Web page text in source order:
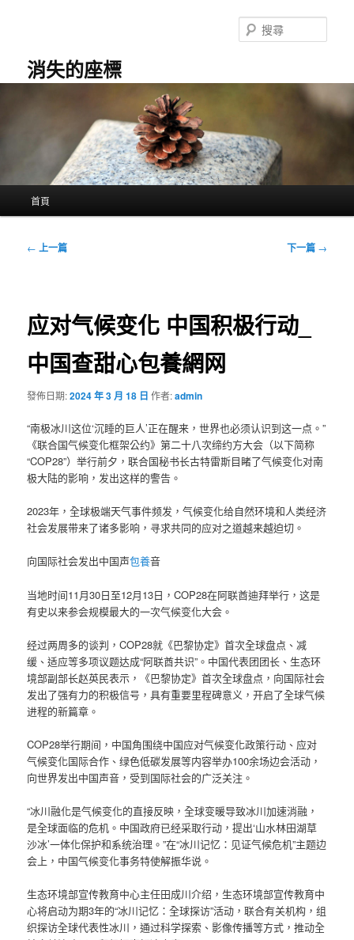
消失的座標
尋
首頁
文
← 上一篇 下一篇 →
应对气候变化 中国积极行动_
中国查甜心包養網网
發佈日期:2024 年 3 月 18 日 作者:admin
“南极冰川这位‘沉睡的巨人’正在醒来，世界也必须认识到这一点。”
《联合国气候变化框架公约》第二十八次缔约方大会（以下简称
“COP28”）举行前夕，联合国秘书长古特雷斯目睹了气候变化对南
极大陆的影响，发出这样的警告。
2023年，全球极端天气事件频发，气候变化给自然环境和人类经济
社会发展带来了诸多影响，寻求共同的应对之道越来越迫切。
向国际社会发出中国声包養音
当地时间11月30日至12月13日，COP28在阿联酋迪拜举行，这是
有史以来参会规模最大的一次气候变化大会。
经过两周多的谈判，COP28就《巴黎协定》首次全球盘点、减
缓、适应等多项议题达成“阿联酋共识”。中国代表团团长、生态环
境部副部长赵英民表示，《巴黎协定》首次全球盘点，向国际社会
发出了强有力的积极信号，具有重要里程碑意义，开启了全球气候
进程的新篇章。
COP28举行期间，中国角围绕中国应对气候变化政策行动、应对
气候变化国际合作、绿色低碳发展等内容举办100余场边会活动，
向世界发出中国声音，受到国际社会的广泛关注。
“冰川融化是气候变化的直接反映，全球变暖导致冰川加速消融，
是全球面临的危机。中国政府已经采取行动，提出‘山水林田湖草
沙冰’一体化保护和系统治理。”在“冰川记忆：见证气候危机”主题边
会上，中国气候变化事务特使解振华说。
生态环境部宣传教育中心主任田成川介绍，生态环境部宣传教育中
心将启动为期3年的“冰川记忆：全球探访”活动，联合有关机构，组
织探访全球代表性冰川，通过科学探索、影像传播等方式，推动全